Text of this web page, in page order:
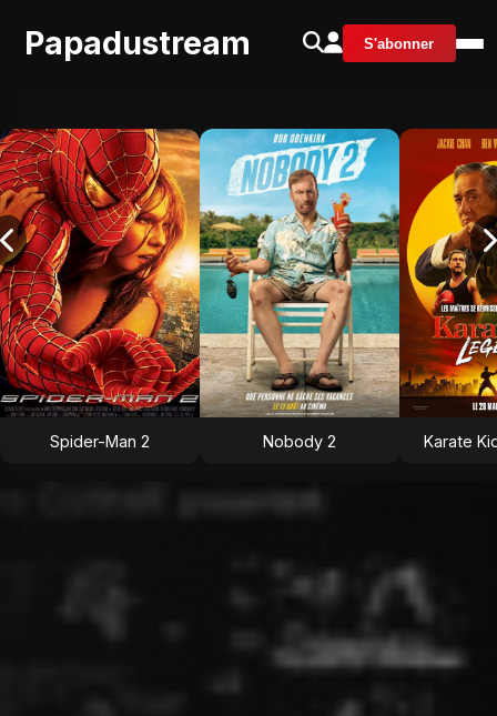
Papadustream S'abonner
Spider-Man 2 Nobody 2 Karate